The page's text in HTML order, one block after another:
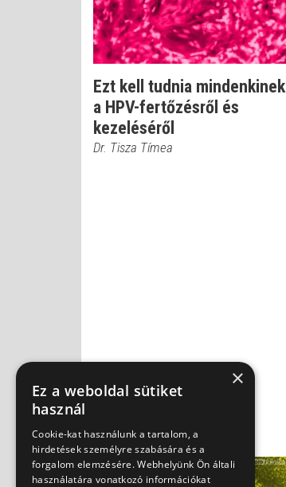
Ezt kell tudnia mindenkinek
a HPV-fertőzésről és
kezeléséről
Dr. Tisza Tímea
×
Ez a weboldal sütiket
használ
Cookie-kat használunk a tartalom, a
hirdetések személyre szabására és a
forgalom elemzésére. Webhelyünk Ön általi
használatára vonatkozó információkat